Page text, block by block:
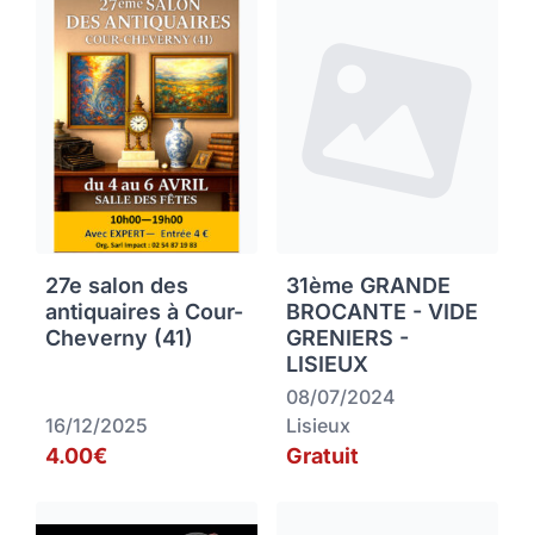
27e salon des
antiquaires à Cour-
Cheverny (41)
16/12/2025
4.00€
31ème GRANDE
BROCANTE - VIDE
GRENIERS -
LISIEUX
08/07/2024
Lisieux
Gratuit